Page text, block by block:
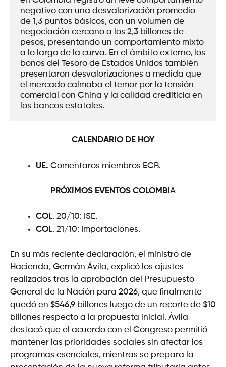
negativo con una desvalorización promedio
de 1,3 puntos básicos, con un volumen de
negociación cercano a los 2,3 billones de
pesos, presentando un comportamiento mixto
a lo largo de la curva. En el ámbito externo, los
bonos del Tesoro de Estados Unidos también
presentaron desvalorizaciones a medida que
el mercado calmaba el temor por la tensión
comercial con China y la calidad crediticia en
los bancos estatales.
CALENDARIO DE HOY
UE. Comentaros miembros ECB.
PRÓXIMOS EVENTOS COLOMBI A
COL. 20/10: ISE.
COL. 21/10: Importaciones.
En su más reciente declaración, el ministro de
Hacienda, Germán Ávila, explicó los ajustes
realizados tras la aprobación del Presupuesto
General de la Nación para 2026, que finalmente
quedó en $546,9 billones luego de un recorte de $10
billones respecto a la propuesta inicial. Ávila
destacó que el acuerdo con el Congreso permitió
mantener las prioridades sociales sin afectar los
programas esenciales, mientras se prepara la